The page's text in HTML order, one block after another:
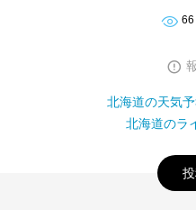
66
北海道の天気
北海道のラ